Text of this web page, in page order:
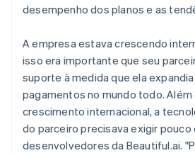
desempenho dos planos e as
A empresa estava crescendo
isso era importante que seu
suporte à medida que ela
pagamentos no mundo todo.
crescimento internacional, a
do parceiro precisava exigir
desenvolvedores da Beautiful.ai.